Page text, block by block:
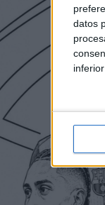
datos